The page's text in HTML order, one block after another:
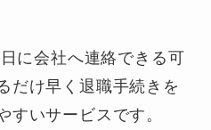
に会社へ連絡できる可
だけ早く退職手続きを
すいサービスです。